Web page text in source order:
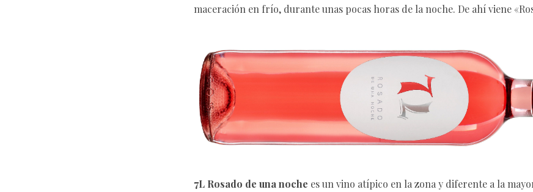
maceración en frío, durante unas pocas horas de la noche. De ahí viene
7L Rosado de una noche es un vino atípico en la zona y diferente a la